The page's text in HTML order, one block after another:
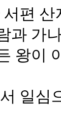
편 산
과 가
왕이
일심